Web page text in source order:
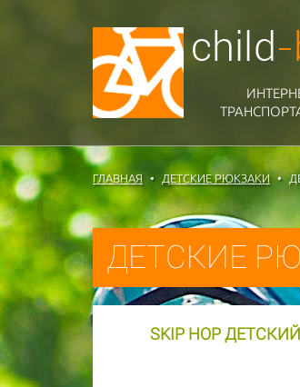
ГЛАВНАЯ ДЕТСКИЕ РЮКЗАКИ
ДЕТСКИЕ
SKIP HOP